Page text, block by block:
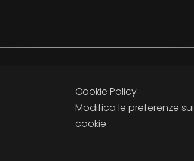
Cookie Policy
Modifica le preferenze sui
cookie